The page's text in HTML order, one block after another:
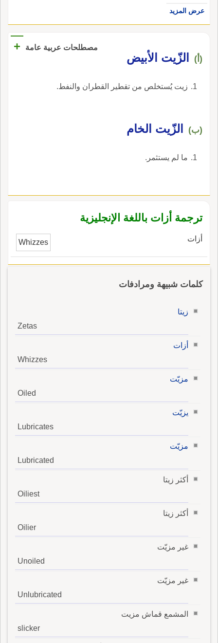
عرض المزيد
مصطلحات عربية عامة +
(أ) الزّيت الأبيض
زيت يُستخلص من تقطير القطران والنفط.
(ب) الزّيت الخام
ما لم يستثمر.
ترجمة أزات باللغة الإنجليزية
أزات Whizzes
كلمات شبيهة ومرادفات
زيتا
Zetas
أزات
Whizzes
مزيّت
Oiled
يزيّت
Lubricates
مزيّت
Lubricated
أكثر زيتا
Oiliest
أكثر زيتا
Oilier
غير مزيّت
Unoiled
غير مزيّت
Unlubricated
المشمع قماش مزيت
slicker